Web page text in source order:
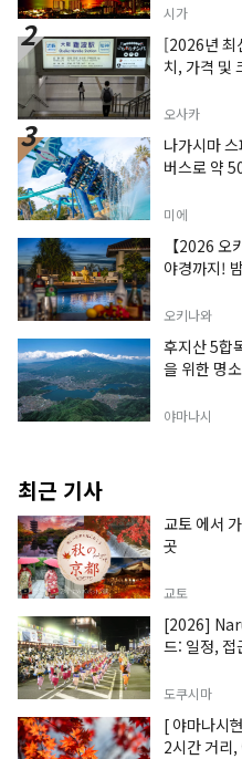
시가
[2026년 최
치, 가격 및
오사카
나가시마
버스로 약
미에
【2026 오
야경까지!
오키나와
후지산 5합
을 위한 명
야마나시
최근 기사
교토 에서
곳
교토
[2026]
드: 일정, 접
도쿠시마
[ 야마나시
2시간 거리